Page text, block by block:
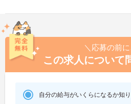
＼応募の前
この求人について
自分の給与がいくらになるか知